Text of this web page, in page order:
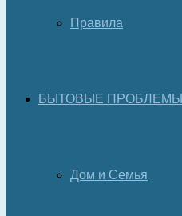
Правила
БЫТОВЫЕ ПРОБЛЕМЫ
Дом и Семья